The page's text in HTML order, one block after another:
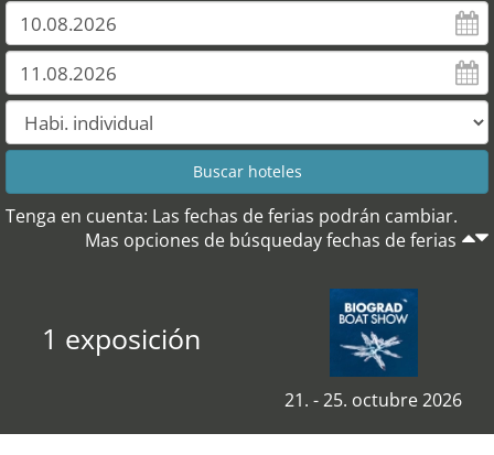
Tenga en cuenta: Las fechas de ferias podrán cambiar.
Mas opciones de búsqueday fechas de ferias
1 exposición
21. - 25. octubre 2026